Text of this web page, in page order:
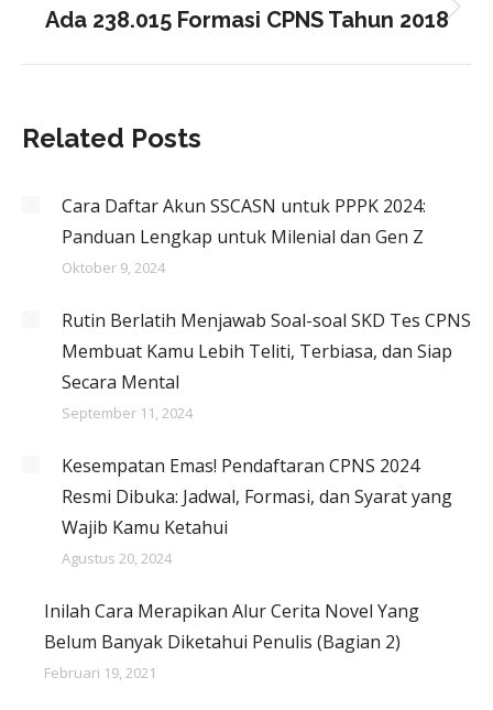
Next
Ada 238.015 Formasi CPNS Tahun 2018
Related Posts
Cara Daftar Akun SSCASN untuk PPPK 2024:
Panduan Lengkap untuk Milenial dan Gen Z
Oktober 9, 2024
Rutin Berlatih Menjawab Soal-soal SKD Tes CPNS
Membuat Kamu Lebih Teliti, Terbiasa, dan Siap
Secara Mental
September 11, 2024
Kesempatan Emas! Pendaftaran CPNS 2024
Resmi Dibuka: Jadwal, Formasi, dan Syarat yang
Wajib Kamu Ketahui
Agustus 20, 2024
Inilah Cara Merapikan Alur Cerita Novel Yang
Belum Banyak Diketahui Penulis (Bagian 2)
Februari 19, 2021